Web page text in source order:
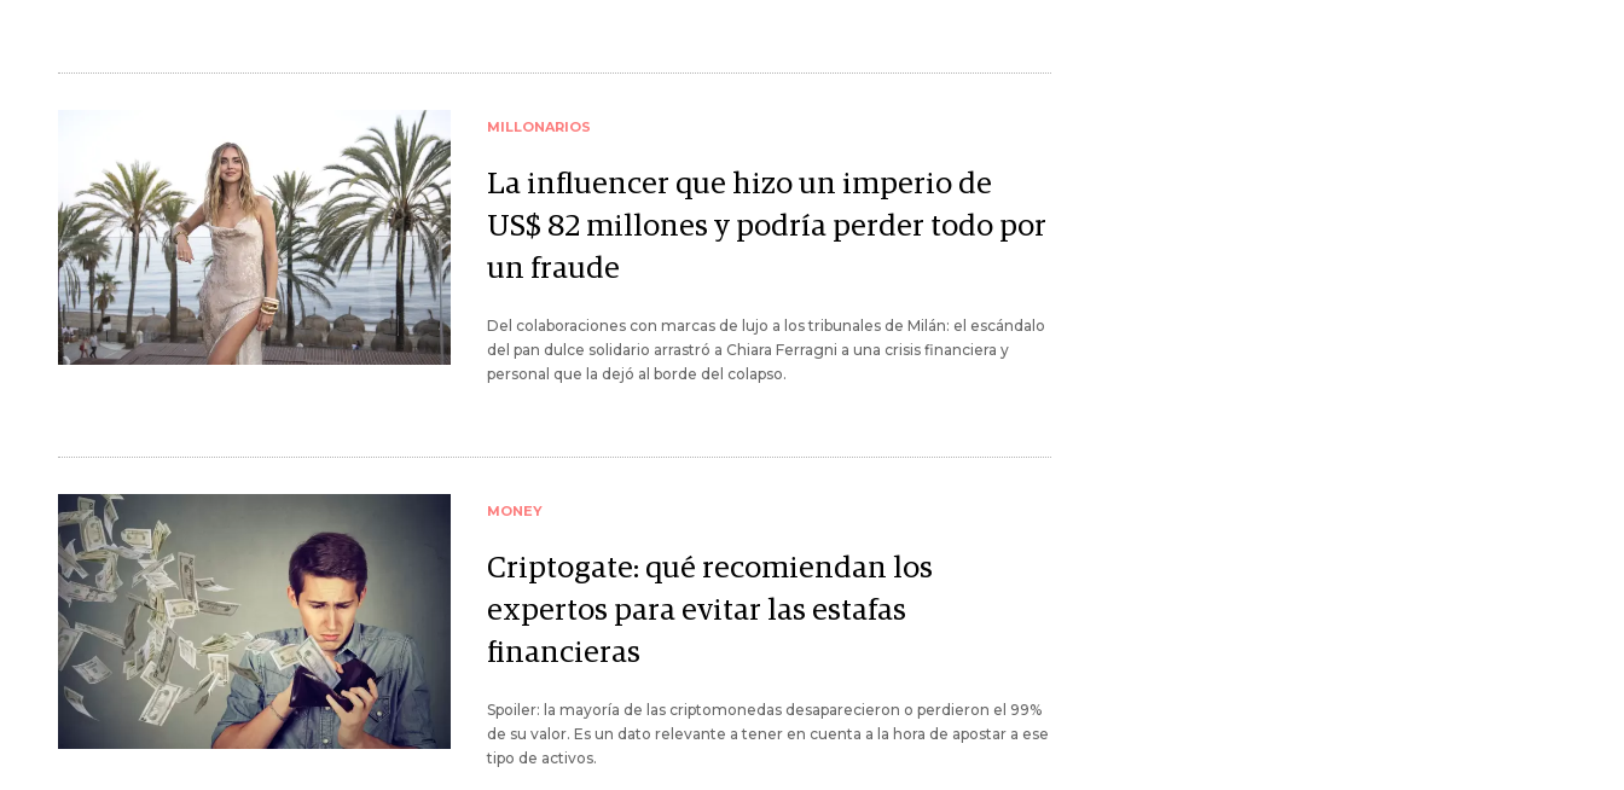
MILLONARIOS
La influencer que hizo un imperio de
US$ 82 millones y podría perder todo por
un fraude
Del colaboraciones con marcas de lujo a los tribunales de Milán: el escándalo
del pan dulce solidario arrastró a Chiara Ferragni a una crisis financiera y
personal que la dejó al borde del colapso.
MONEY
Criptogate: qué recomiendan los
expertos para evitar las estafas
financieras
Spoiler: la mayoría de las criptomonedas desaparecieron o perdieron el 99%
de su valor. Es un dato relevante a tener en cuenta a la hora de apostar a ese
tipo de activos.